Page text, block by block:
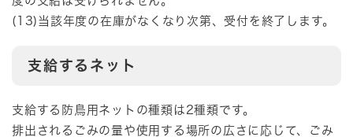
(13)当該年度の在庫がなくなり次第、受付を終了します。
支給するネット
支給する防鳥用ネットの種類は2種類です。
排出されるごみの量や使用する場所の広さに応じて、ごみ